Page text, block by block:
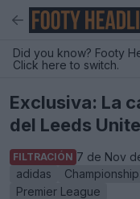
Did you know? Footy
Click here to switch.
Exclusiva: La
del Leeds
FILTRACIÓN 7 de Nov
adidas
Championship
Premier League